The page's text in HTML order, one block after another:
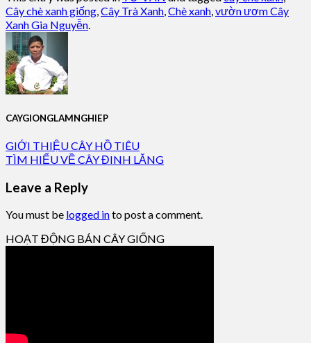
Cây chè xanh giống,Cây Trà Xanh,Chè xanh,vườn ươm Cây
Xanh Gia Nguyễn.
CAYGIONGLAMNGHIEP
GIỚI THIỆU CÂY HỒ TIÊU
TÌM HIỂU VỀ CÂY ĐINH LĂNG
Leave a Reply
You must be logged into post a comment.
HOẠT ĐỘNG BÁN CÂY GIỐNG